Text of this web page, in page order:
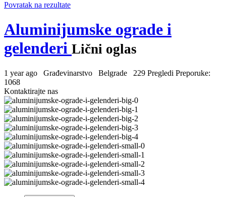
Povratak na rezultate
Aluminijumske ograde i
gelenderi Lični oglas
1 year ago Građevinarstvo Belgrade 229 Pregledi Preporuke:
1068
Kontaktirajte nas